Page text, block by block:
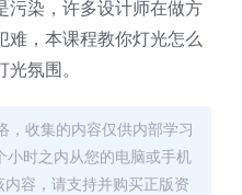
污染，许多设计师在做方
难，本课程教你灯光怎么
氛围。
，收集的内容仅供内部学习
时之内从您的电脑或手机
容，请支持并购买正版资